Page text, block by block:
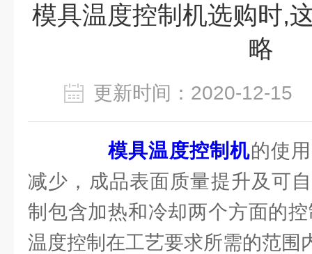
模具温度控制机选购时,
略
更新时间：2020-12-
模具温度控制机的使
减少，成品表面质量提升及可
制包含加热和冷却两个方面的
温度控制在工艺要求所需的范围